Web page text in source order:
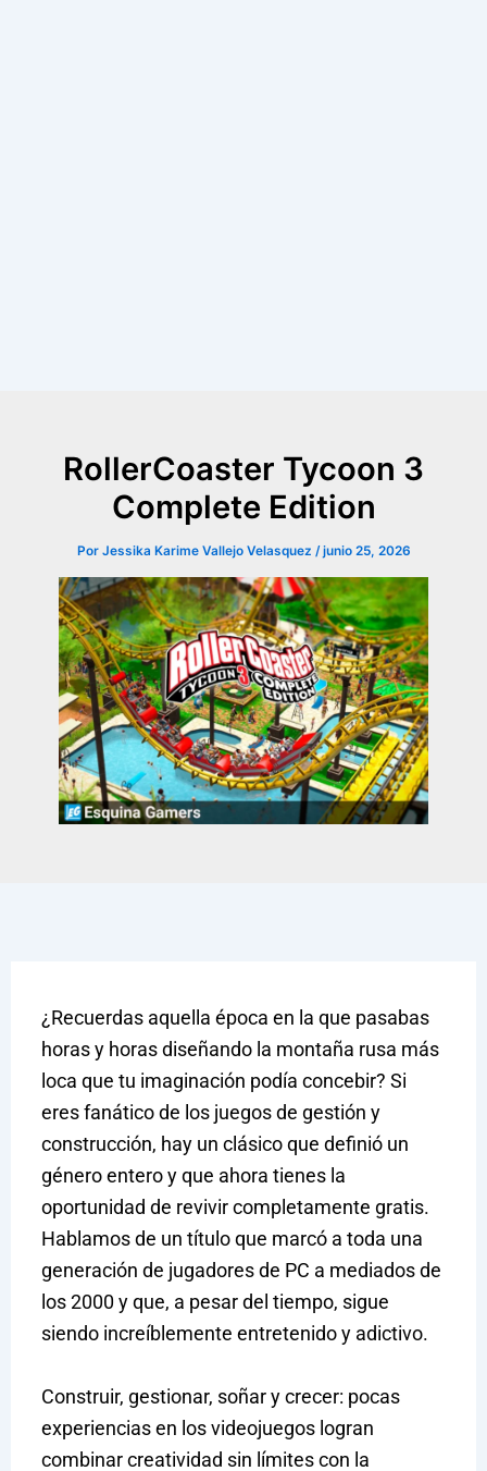
RollerCoaster Tycoon 3
Complete Edition
Por Jessika Karime Vallejo Velasquez /junio 25, 2026
¿Recuerdas aquella época en la que pasabas
horas y horas diseñando la montaña rusa más
loca que tu imaginación podía concebir? Si
eres fanático de los juegos de gestión y
construcción, hay un clásico que definió un
género entero y que ahora tienes la
oportunidad de revivir completamente gratis.
Hablamos de un título que marcó a toda una
generación de jugadores de PC a mediados de
los 2000 y que, a pesar del tiempo, sigue
siendo increíblemente entretenido y adictivo.
Construir, gestionar, soñar y crecer: pocas
experiencias en los videojuegos logran
combinar creatividad sin límites con la